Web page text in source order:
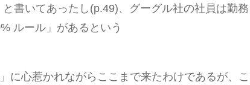
書いてあったし(p.49)、グーグル社の社員は勤務
ルール」があるという
に心惹かれながらここまで来たわけであるが、こ